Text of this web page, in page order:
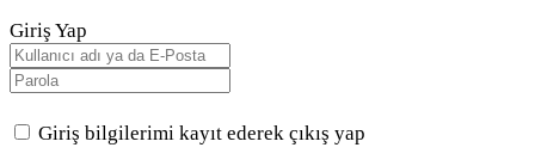
Giriş Yap
Giriş bilgilerimi kayıt ederek çıkış yap